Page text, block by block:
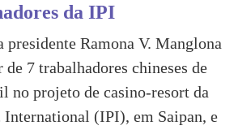
da IPI
Ramona V. Manglona
7 trabalhadores chineses de
no projeto de casino-resort da
(IPI), em Saipan, e